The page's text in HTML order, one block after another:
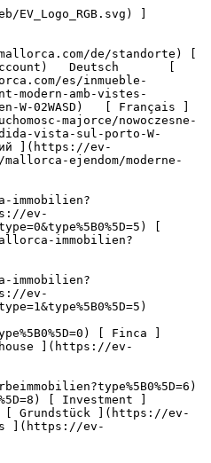
Hafenblick-4](https://cdn.ev-mallorca.com/images/properties/a49b5c24-d915-45f4-bc64-41db598fca30/06060acc-60b3-417b-b915-e8b9dce8a9c5.jpg?crop=true&crop_gravity=northwest&format=webp&quality=80)  

         ![Moderne Wohnung mit superb Hafenblick-5](https://cdn.ev-mallorca.com/images/properties/a49b5c24-d915-45f4-bc64-41db598fca30/acb4e09e-edf0-4bb8-ada0-f274b90585dc.jpg?crop=true&crop_gravity=northwest&format=webp&quality=80)  

         ![Moderne Wohnung mit superb Hafenblick-6](https://cdn.ev-mallorca.com/images/properties/a49b5c24-d915-45f4-bc64-41db598fca30/6c62557d-f73e-4b5c-af34-8731fee83ab9.jpg?crop=true&crop_gravity=northwest&format=webp&quality=80)  

         ![Moderne Wohnung mit superb Hafenblick-7](https://cdn.ev-mallorca.com/images/properties/a49b5c24-d915-45f4-bc64-41db598fca30/d08b6ff3-c002-48d0-a9bb-2dbff132fe3f.jpg?crop=true&crop_gravity=northwest&format=webp&quality=80)  

         ![Moderne Wohnung mit superb Hafenblick-8](https://cdn.ev-mallorca.com/images/properties/a49b5c24-d915-45f4-bc64-41db598fca30/3b8cbd3b-0b33-4537-8c11-d4548a143f2c.jpg?crop=true&crop_gravity=northwest&format=webp&quality=80)  

         ![Moderne Wohnung mit superb Hafenblick-9